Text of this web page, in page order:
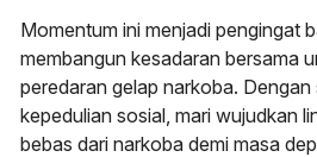
Momentum ini menjadi pengingat
membangun kesadaran bersama
peredaran gelap narkoba.
kepedulian sosial, mari wujudkan
bebas dari narkoba demi masa